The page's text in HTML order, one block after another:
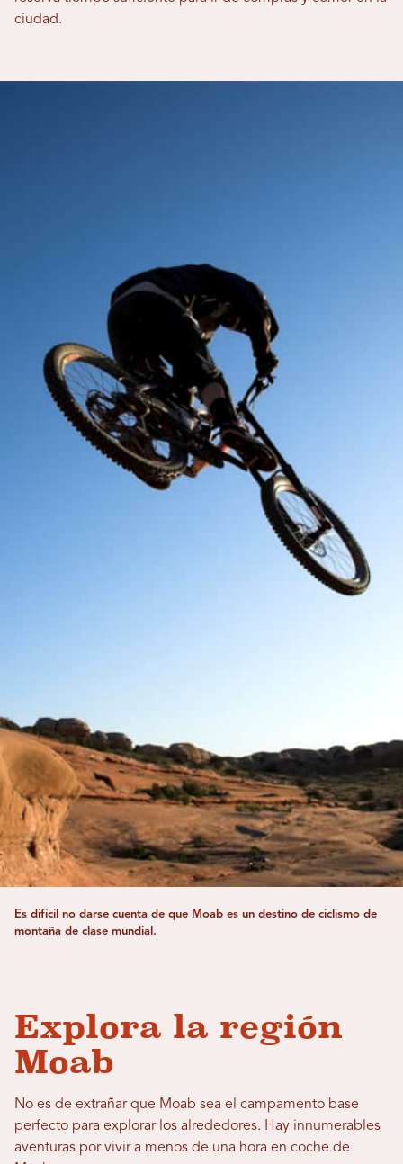
ciudad.
Es difícil no darse cuenta de que Moab es un destino de ciclismo de
montaña de clase mundial.
Explora la región
Moab
No es de extrañar que Moab sea el campamento base
perfecto para explorar los alrededores. Hay innumerables
aventuras por vivir a menos de una hora en coche de